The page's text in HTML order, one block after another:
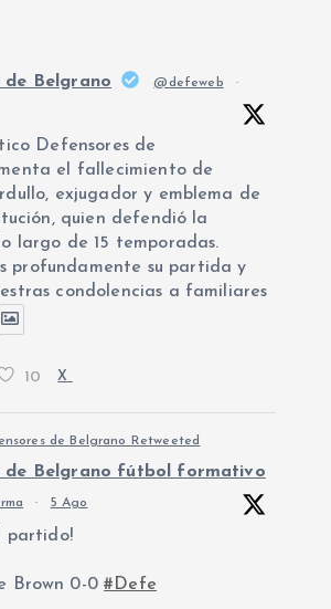
de Belgrano @defeweb ·
Defensores de
el fallecimiento de
exjugador y emblema de
quien defendió la
largo de 15 temporadas.
profundamente su partida y
condolencias a familiares
10 X
de Belgrano Retweeted
de Belgrano fútbol formativo
· 5 Ago
partido!
Brown 0-0#Defe